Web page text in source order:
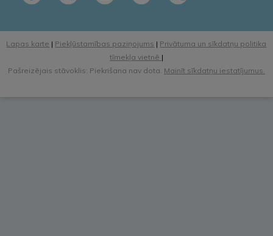
Lapas karte | Piekļūstamības paziņojums | Privātuma un sīkdatņu politika
tīmekļa vietnē |
Pašreizējais stāvoklis: Piekrišana nav dota. Mainīt sīkdatņu iestatījumus.